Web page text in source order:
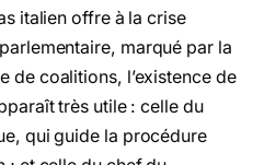
italien offre à la crise
marqué par la
de coalitions, l’existence de
très utile : celle du
qui guide la procédure